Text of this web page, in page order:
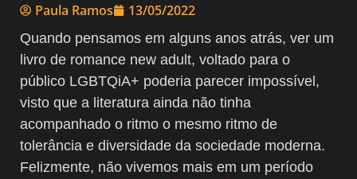
Paula Ramos 13/05/2022
Quando pensamos em alguns anos atrás, ver um
livro de romance new adult, voltado para o
público LGBTQiA+ poderia parecer impossível,
visto que a literatura ainda não tinha
acompanhado o ritmo o mesmo ritmo de
tolerância e diversidade da sociedade moderna.
Felizmente, não vivemos mais em um período